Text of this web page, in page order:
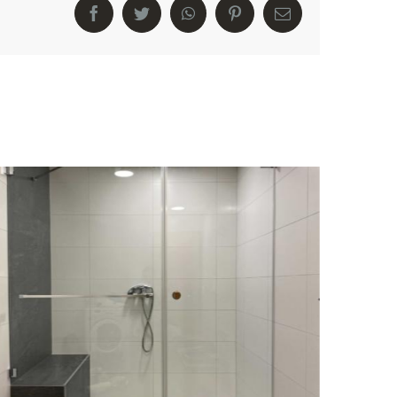
FacebookTwitterWhatsAppPinterest
E-
Mail